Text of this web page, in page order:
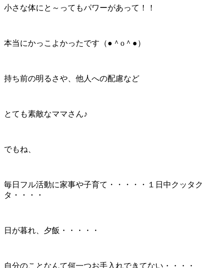
小さな体にと～ってもパワーがあって！！
本当にかっこよかったです（●＾o＾●）
持ち前の明るさや、他人への配慮など
とても素敵なママさん♪
でもね、
毎日フル活動に家事や子育て・・・・・１日中クッタク
タ・・・・
日が暮れ、夕飯・・・・・
自分のことなんて何一つお手入れできてない・・・・